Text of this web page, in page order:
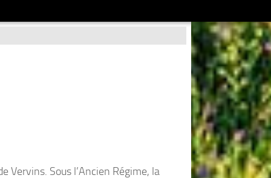
Vervins. Sous l’Ancien Régime, la